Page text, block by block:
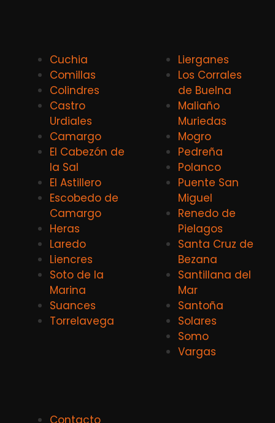
Cuchia
Comillas
Colindres
Castro
Urdiales
Camargo
El Cabezón de
la Sal
El Astillero
Escobedo de
Camargo
Heras
Laredo
Liencres
Soto de la
Marina
Suances
Torrelavega
Lierganes
Los Corrales
de Buelna
Maliaño
Muriedas
Mogro
Pedreña
Polanco
Puente San
Miguel
Renedo de
Pielagos
Santa Cruz de
Bezana
Santillana del
Mar
Santoña
Solares
Somo
Vargas
Contacto